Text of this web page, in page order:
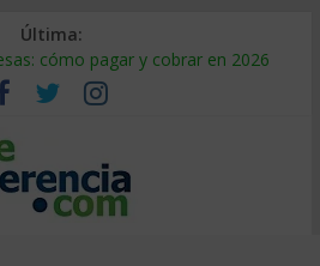
Última:
cómo pagar y cobrar en 2026
es y por qué sale tan caro
cómo auditarla a tiempo
de suministro: qué hacer
UU.: cómo segmentarlo y venderle